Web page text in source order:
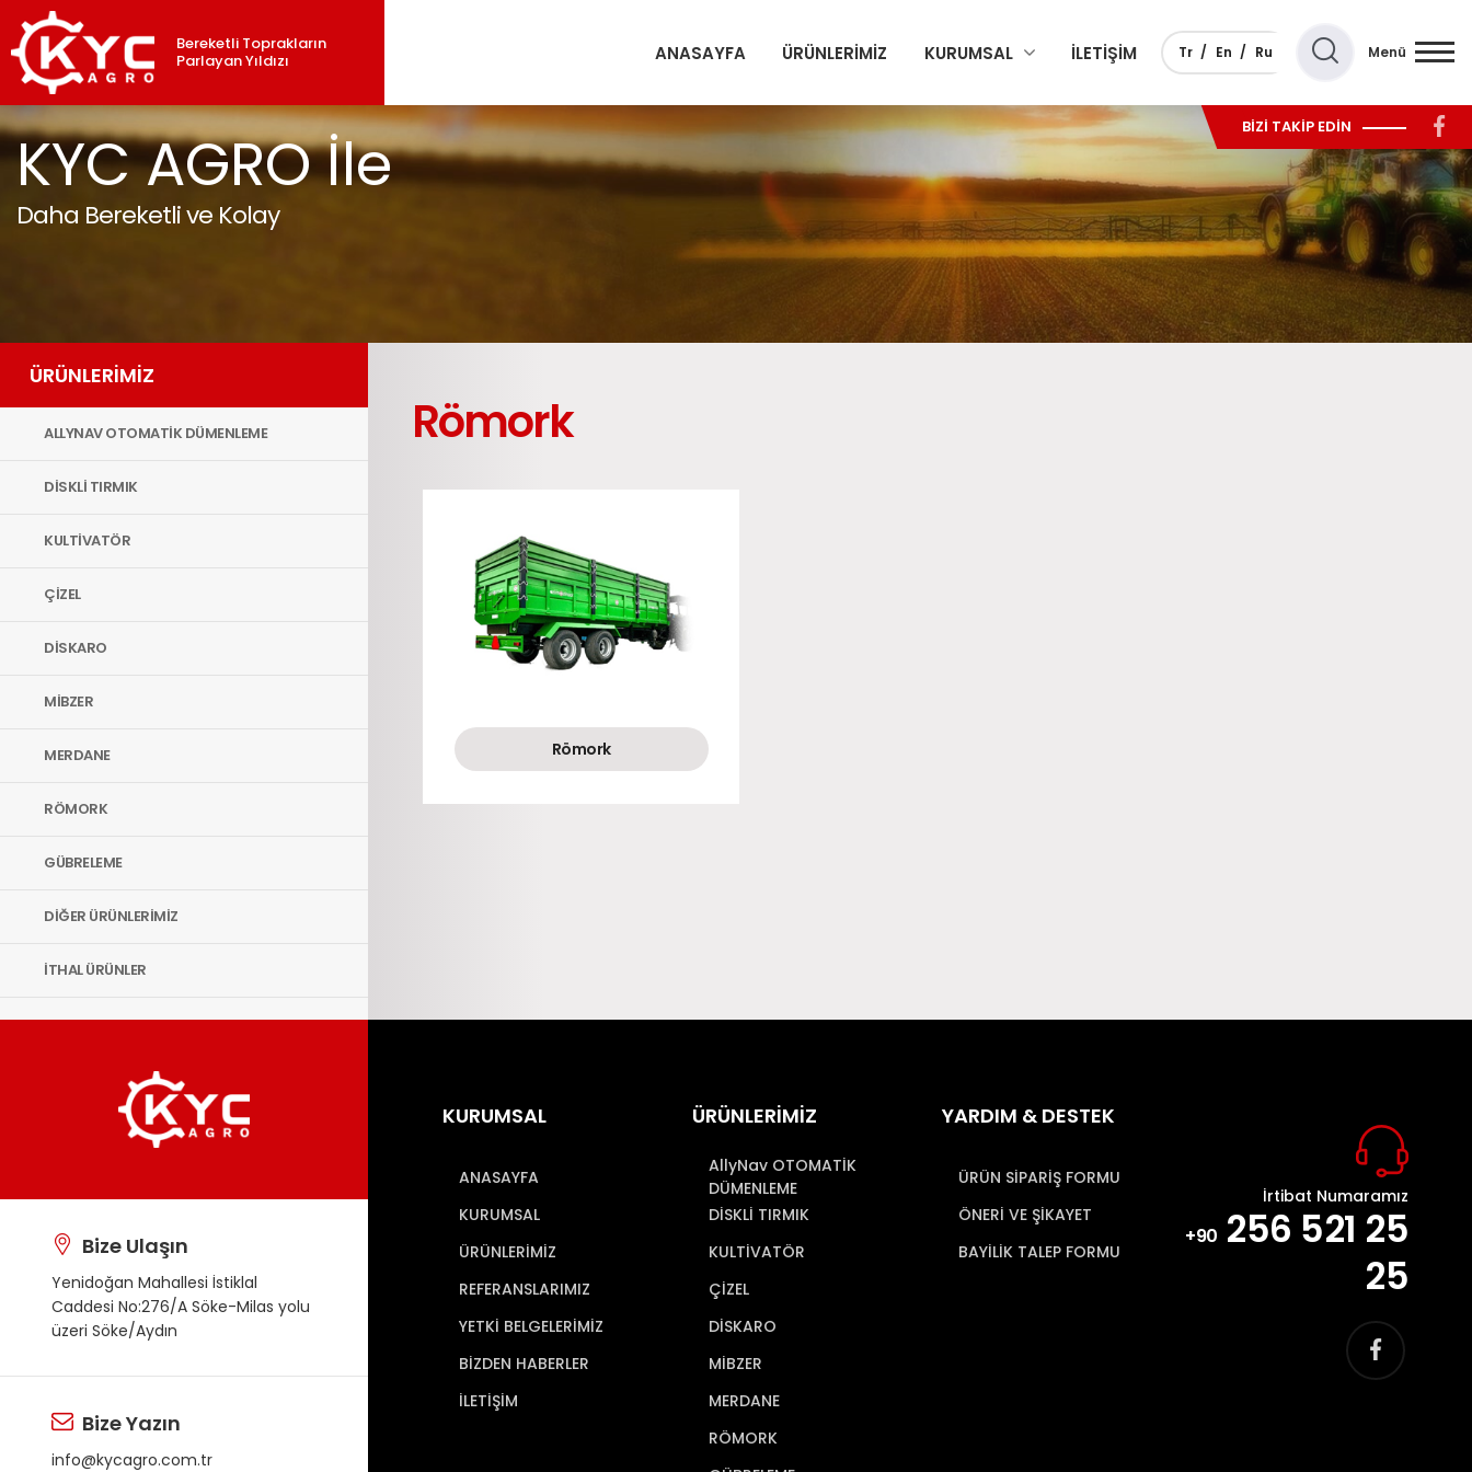
Bereketli Toprakların
Parlayan Yıldızı
ANASAYFA ÜRÜNLERİMİZ KURUMSAL İLETİŞİM
BİZİ TAKİP EDİN
Tr En Ru Menü
KYC AGRO İle
Daha Bereketli ve Kolay
ÜRÜNLERİMİZ
ALLYNAV OTOMATİK DÜMENLEME
DİSKLİ TIRMIK
KULTİVATÖR
ÇİZEL
DİSKARO
MİBZER
MERDANE
RÖMORK
GÜBRELEME
DİĞER ÜRÜNLERİMİZ
İTHAL ÜRÜNLER
Römork
Römork
Bize Ulaşın
Yenidoğan Mahallesi İstiklal
Caddesi No:276/A Söke-Milas yolu
üzeri Söke/Aydın
Bize Yazın
info@kycagro.com.tr
KURUMSAL
ANASAYFA
KURUMSAL
ÜRÜNLERİMİZ
REFERANSLARIMIZ
YETKİ BELGELERİMİZ
BİZDEN HABERLER
İLETİŞİM
ÜRÜNLERİMİZ
AllyNav OTOMATİK
DÜMENLEME
DİSKLİ TIRMIK
KULTİVATÖR
ÇİZEL
DİSKARO
MİBZER
MERDANE
RÖMORK
YARDIM & DESTEK
ÜRÜN SİPARİŞ FORMU
ÖNERİ VE ŞİKAYET
BAYİLİK TALEP FORMU
İrtibat Numaramız
+90 256 521 25
25